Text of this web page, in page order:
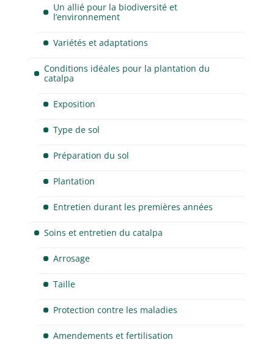
Un allié pour la biodiversité et
l’environnement
Variétés et adaptations
Conditions idéales pour la plantation du
catalpa
Exposition
Type de sol
Préparation du sol
Plantation
Entretien durant les premières années
Soins et entretien du catalpa
Arrosage
Taille
Protection contre les maladies
Amendements et fertilisation